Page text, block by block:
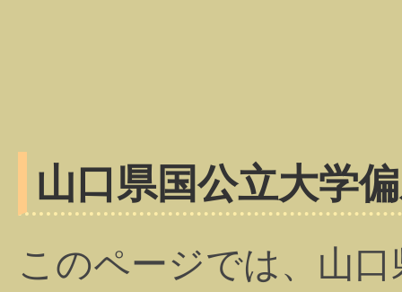
山口県国公立大学
このページでは、山